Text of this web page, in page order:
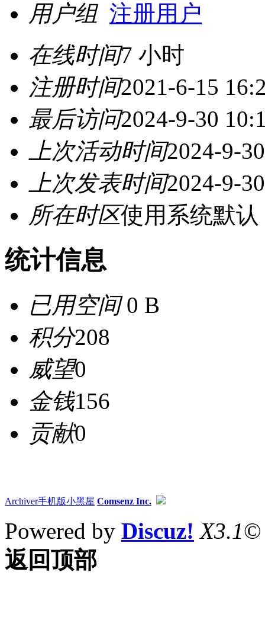
用户组 注册用户
在线时间7 小时
注册时间2021-6-15
最后访问2024-9-30
上次活动时间2024-9-
上次发表时间2024-9-
所在时区使用系统默认
统计信息
已用空间0 B
积分208
威望0
金钱156
贡献0
Archiver手机版小黑屋 Comsenz Inc.
Powered by Discuz! X3.1©
返回顶部